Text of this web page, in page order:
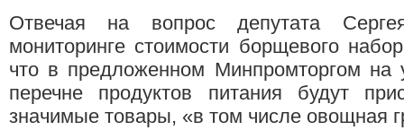
Отвечая на вопрос депутата
мониторинге стоимости борщевого
что в предложенном Минпромторгом на
перечне продуктов питания будут
значимые товары, «в том числе овощная